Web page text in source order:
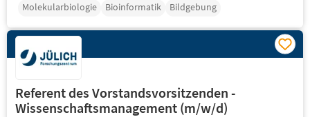
Molekularbiologie
Bioinformatik Bildgebung
Referent des Vorstandsvorsitzenden -
Wissenschaftsmanagement (m/w/d)